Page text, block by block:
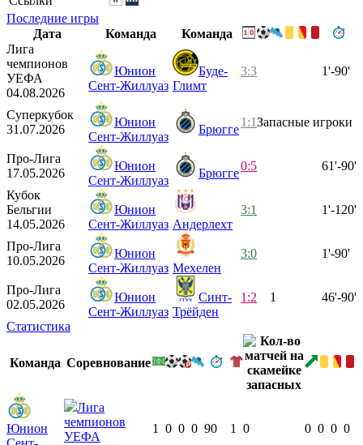
Последние игры
Дата
Команда
Команда
Лига
чемпионов
УЕФА
04.08.2026
Юнион
Сент-Жиллуаз
Буде-
Глимт
3:3 1'-90'
Суперкубок
31.07.2026
Юнион
Сент-Жиллуаз
Брюгге
1:1Запасные игроки
Про-Лига
17.05.2026
Юнион
Сент-Жиллуаз
Брюгге
0:5 61'-90'
Кубок
Бельгии
14.05.2026
Юнион
Сент-Жиллуаз Андерлехт
3:1 1'-120'
Про-Лига
10.05.2026
Юнион
Сент-Жиллуаз Мехелен
3:0 1'-90'
Про-Лига
02.05.2026
Юнион
Сент-Жиллуаз
Синт-
Трёйден
1:2 1 46'-90'
Статистика
Команда Соревнование
Юнион
Лига
чемпионов
УЕФА
1 0 0 0 90 1 0 0 0 0 0